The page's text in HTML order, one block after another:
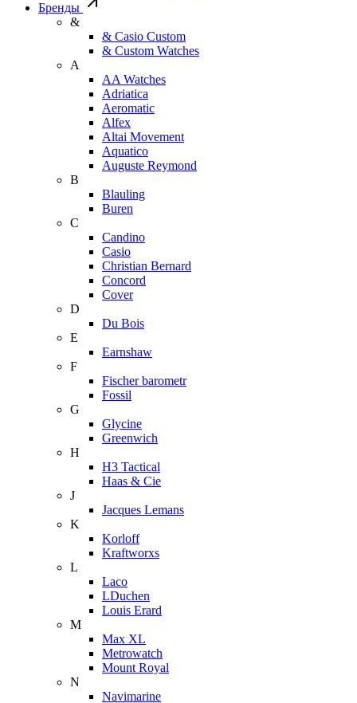
Бренды
&
& Casio Custom
& Custom Watches
A
AA Watches
Adriatica
Aeromatic
Alfex
Altai Movement
Aquatico
Auguste Reymond
B
Blauling
Buren
C
Candino
Casio
Christian Bernard
Concord
Cover
D
Du Bois
E
Earnshaw
F
Fischer barometr
Fossil
G
Glycine
Greenwich
H
H3 Tactical
Haas & Cie
J
Jacques Lemans
K
Korloff
Kraftworxs
L
Laco
LDuchen
Louis Erard
M
Max XL
Metrowatch
Mount Royal
N
Navimarine